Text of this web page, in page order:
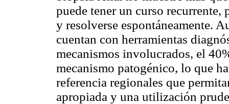
puede tener un curso recurrente,
y resolverse espontáneamente.
cuentan con herramientas
mecanismos involucrados, el
mecanismo patogénico, lo que
referencia regionales que
apropiada y una utilización